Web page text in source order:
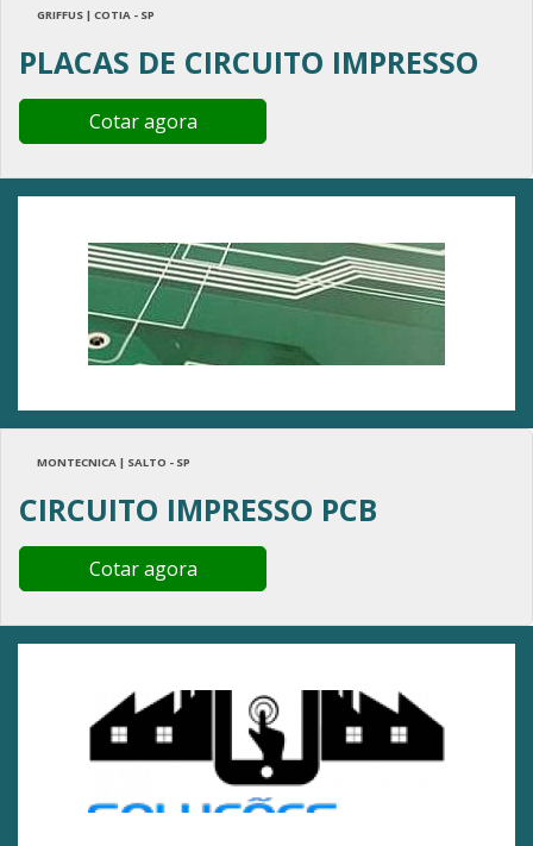
GRIFFUS | COTIA - SP
PLACAS DE CIRCUITO IMPRESSO
Cotar agora
MONTECNICA | SALTO - SP
CIRCUITO IMPRESSO PCB
Cotar agora